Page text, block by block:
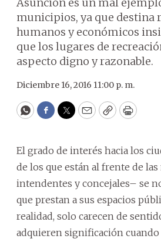
municipios, ya que destina
humanos y económicos
que los lugares de
aspecto digno y razonable.
Diciembre 16, 2016 11:00 p. m.
WhatsApp
Facebook
Twitter
EmailCopyPrint
El grado de interés hacia los
de los que están al frente de
intendentes y concejales– se
que prestan a sus espacios
realidad, solo carecen de
adquieren significación